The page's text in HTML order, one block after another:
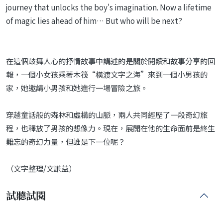
journey that unlocks the boy's imagination. Now a lifetime
of magic lies ahead of him… But who will be next?
在這個鼓舞人心的抒情故事中講述的是關於閱讀和故事分享的回
報，一個小女孩乘著木筏“橫渡文字之海”來到一個小男孩的
家，她邀請小男孩和她進行一場冒險之旅。
穿越童話般的森林和虛構的山脈，兩人共同經歷了一段奇幻旅
程，也釋放了男孩的想像力。現在，展開在他的生命面前是終生
難忘的奇幻力量，但誰是下一位呢？
（文字整理/文謙益）
試聽試閱